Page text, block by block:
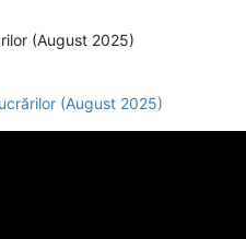
(August 2025)
(August 2025)